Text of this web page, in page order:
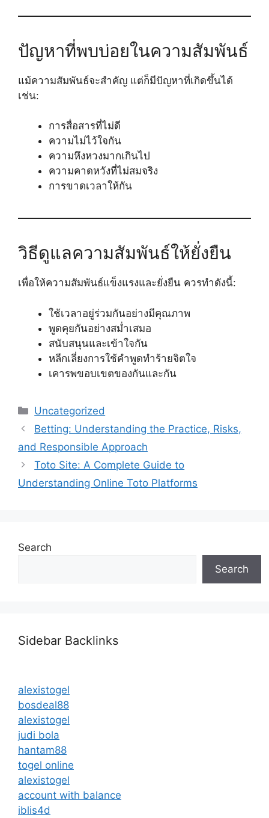
ปัญหาที่พบบ่อยในความสัมพันธ์
แม้ความสัมพันธ์จะสำคัญ แต่ก็มีปัญหาที่เกิดขึ้นได้
เช่น:
การสื่อสารที่ไม่ดี
ความไม่ไว้ใจกัน
ความหึงหวงมากเกินไป
ความคาดหวังที่ไม่สมจริง
การขาดเวลาให้กัน
วิธีดูแลความสัมพันธ์ให้ยั่งยืน
เพื่อให้ความสัมพันธ์แข็งแรงและยั่งยืน ควรทำดังนี้:
ใช้เวลาอยู่ร่วมกันอย่างมีคุณภาพ
พูดคุยกันอย่างสม่ำเสมอ
สนับสนุนและเข้าใจกัน
หลีกเลี่ยงการใช้คำพูดทำร้ายจิตใจ
เคารพขอบเขตของกันและกัน
Categories
Uncategorized
Betting: Understanding the Practice, Risks,
and Responsible Approach
Toto Site: A Complete Guide to
Understanding Online Toto Platforms
Search
Search
Sidebar Backlinks
alexistogel
bosdeal88
alexistogel
judi bola
hantam88
togel online
alexistogel
account with balance
iblis4d